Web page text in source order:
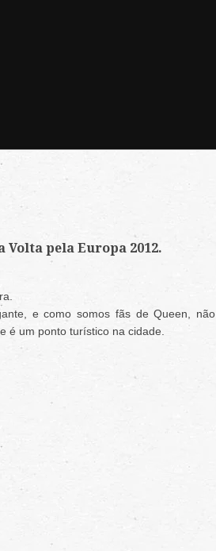
Volta pela Europa 2012.
e como somos fãs de Queen, não
é um ponto turístico na cidade.